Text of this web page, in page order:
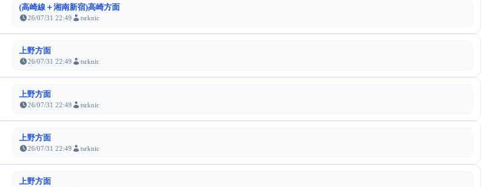
(高崎線＋湘南新宿)高崎方面
26/07/31 22:49 tsrknic
上野方面
26/07/31 22:49 tsrknic
上野方面
26/07/31 22:49 tsrknic
上野方面
26/07/31 22:49 tsrknic
上野方面